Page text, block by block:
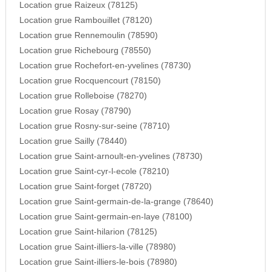
Location grue Raizeux (78125)
Location grue Rambouillet (78120)
Location grue Rennemoulin (78590)
Location grue Richebourg (78550)
Location grue Rochefort-en-yvelines (78730)
Location grue Rocquencourt (78150)
Location grue Rolleboise (78270)
Location grue Rosay (78790)
Location grue Rosny-sur-seine (78710)
Location grue Sailly (78440)
Location grue Saint-arnoult-en-yvelines (78730)
Location grue Saint-cyr-l-ecole (78210)
Location grue Saint-forget (78720)
Location grue Saint-germain-de-la-grange (78640)
Location grue Saint-germain-en-laye (78100)
Location grue Saint-hilarion (78125)
Location grue Saint-illiers-la-ville (78980)
Location grue Saint-illiers-le-bois (78980)